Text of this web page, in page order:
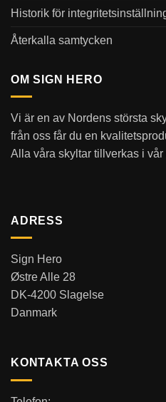
Historik för
Återkalla samtycken
OM SIGN HERO
Vi är en av Nordens största
från oss får du en
Alla våra skyltar tillverkas i
ADRESS
Sign Hero
Østre Alle 28
DK-4200 Slagelse
Danmark
KONTAKTA OSS